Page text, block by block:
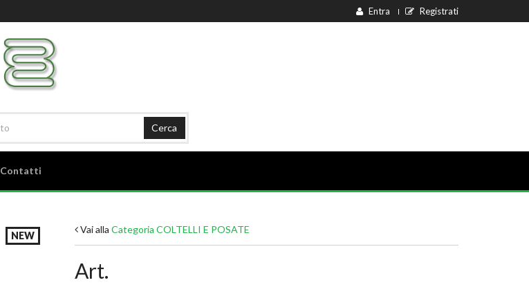
Entra Registrati
Cerca
Contatti
NEW
Vai alla Categoria COLTELLI E POSATE
Art.